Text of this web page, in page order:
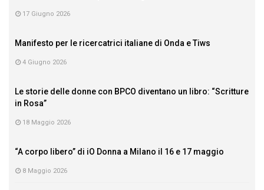
17 Giugno 2026
Manifesto per le ricercatrici italiane di Onda e Tiws
4 Giugno 2026
Le storie delle donne con BPCO diventano un libro: “Scritture
in Rosa”
18 Maggio 2026
“A corpo libero” di iO Donna a Milano il 16 e 17 maggio
8 Maggio 2026